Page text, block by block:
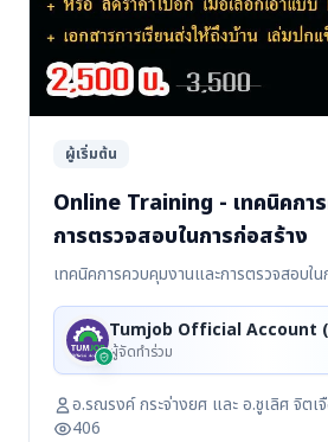
ผู้เริ่มต้น
Online Training - เทคนิคกา
การตรวจสอบในการก่อสร้าง
เทคนิคการควบคุมงานและการตรวจสอบใ
Tumjob Official Account
ผู้จัดทำร่วม
อ.รณรงค์ กระจ่างยศ และ อ.ชูเลิศ จิตเ
406